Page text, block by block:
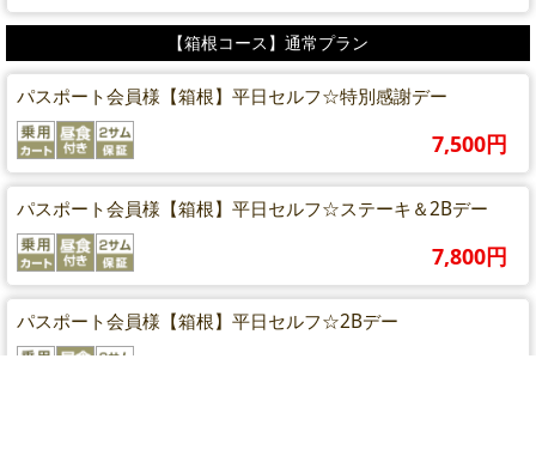
【箱根コース】通常プラン
パスポート会員様【箱根】平日セルフ☆特別感謝デー
7,500円
パスポート会員様【箱根】平日セルフ☆ステーキ＆2Bデー
7,800円
パスポート会員様【箱根】平日セルフ☆2Bデー